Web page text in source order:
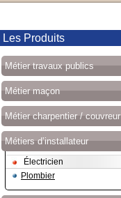
Les Produits
Métier travaux publics
Métier maçon
Métier charpentier / couvreur
Métiers d’installateur
Électricien
Plombier